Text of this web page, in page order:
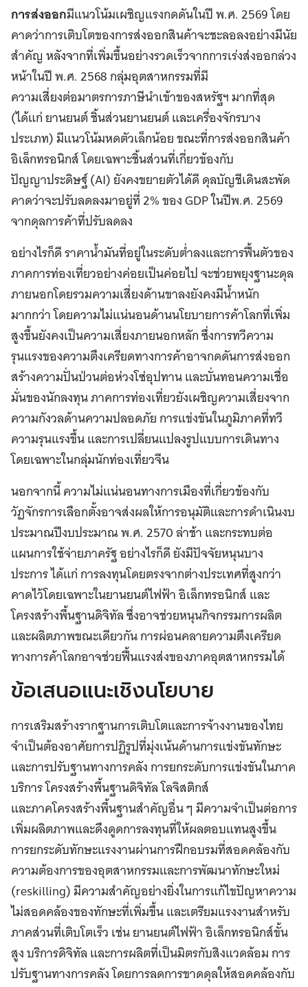
การส่งออกมีแนวโน้มเผชิญแรงกดดันในปี พ.ศ. 2569 โดย
คาดว่าการเติบโตของการส่งออกสินค้าจะชะลอลงอย่างมีนัย
สำคัญ หลังจากที่เพิ่มขึ้นอย่างรวดเร็วจากการเร่งส่งออกล่วง
หน้าในปี พ.ศ. 2568 กลุ่มอุตสาหกรรมที่มี
ความเสี่ยงต่อมาตรการภาษีนำเข้าของสหรัฐฯ มากที่สุด
(ได้แก่ ยานยนต์ ชิ้นส่วนยานยนต์ และเครื่องจักรบาง
ประเภท) มีแนวโน้มหดตัวเล็กน้อย ขณะที่การส่งออกสินค้า
อิเล็กทรอนิกส์ โดยเฉพาะชิ้นส่วนที่เกี่ยวข้องกับ
ปัญญาประดิษฐ์ (AI) ยังคงขยายตัวได้ดี ดุลบัญชีเดินสะพัด
คาดว่าจะปรับลดลงมาอยู่ที่ 2% ของ GDP ในปีพ.ศ. 2569
จากดุลการค้าที่ปรับลดลง
อย่างไรก็ดี ราคาน้ำมันที่อยู่ในระดับต่ำลงและการฟื้นตัวของ
ภาคการท่องเที่ยวอย่างค่อยเป็นค่อยไป จะช่วยพยุงฐานะดุล
ภายนอกโดยรวมความเสี่ยงด้านขาลงยังคงมีน้ำหนัก
มากกว่า โดยความไม่แน่นอนด้านนโยบายการค้าโลกที่เพิ่ม
สูงขึ้นยังคงเป็นความเสี่ยงภายนอกหลัก ซึ่งการทวีความ
รุนแรงของความตึงเครียดทางการค้าอาจกดดันการส่งออก
สร้างความปั่นป่วนต่อห่วงโซ่อุปทาน และบั่นทอนความเชื่อ
มั่นของนักลงทุน ภาคการท่องเที่ยวยังเผชิญความเสี่ยงจาก
ความกังวลด้านความปลอดภัย การแข่งขันในภูมิภาคที่ทวี
ความรุนแรงขึ้น และการเปลี่ยนแปลงรูปแบบการเดินทาง
โดยเฉพาะในกลุ่มนักท่องเที่ยวจีน
นอกจากนี้ ความไม่แน่นอนทางการเมืองที่เกี่ยวข้องกับ
วัฏจักรการเลือกตั้งอาจส่งผลให้การอนุมัติและการดำเนินงบ
ประมาณปีงบประมาณ พ.ศ. 2570 ล่าช้า และกระทบต่อ
แผนการใช้จ่ายภาครัฐ อย่างไรก็ดี ยังมีปัจจัยหนุนบาง
ประการ ได้แก่ การลงทุนโดยตรงจากต่างประเทศที่สูงกว่า
คาดไว้โดยเฉพาะในยานยนต์ไฟฟ้า อิเล็กทรอนิกส์ และ
โครงสร้างพื้นฐานดิจิทัล ซึ่งอาจช่วยหนุนกิจกรรมการผลิต
และผลิตภาพขณะเดียวกัน การผ่อนคลายความตึงเครียด
ทางการค้าโลกอาจช่วยฟื้นแรงส่งของภาคอุตสาหกรรมได้
ข้อเสนอแนะเชิงนโยบาย
การเสริมสร้างรากฐานการเติบโตและการจ้างงานของไทย
จำเป็นต้องอาศัยการปฏิรูปที่มุ่งเน้นด้านการแข่งขันทักษะ
และการปรับฐานทางการคลัง การยกระดับการแข่งขันในภาค
บริการ โครงสร้างพื้นฐานดิจิทัล โลจิสติกส์
และภาคโครงสร้างพื้นฐานสำคัญอื่น ๆ มีความจำเป็นต่อการ
เพิ่มผลิตภาพและดึงดูดการลงทุนที่ให้ผลตอบแทนสูงขึ้น
การยกระดับทักษะแรงงานผ่านการฝึกอบรมที่สอดคล้องกับ
ความต้องการของอุตสาหกรรมและการพัฒนาทักษะใหม่
(reskilling) มีความสำคัญอย่างยิ่งในการแก้ไขปัญหาความ
ไม่สอดคล้องของทักษะที่เพิ่มขึ้น และเตรียมแรงงานสำหรับ
ภาคส่วนที่เติบโตเร็ว เช่น ยานยนต์ไฟฟ้า อิเล็กทรอนิกส์ขั้น
สูง บริการดิจิทัล และการผลิตที่เป็นมิตรกับสิงแวดล้อม การ
ปรับฐานทางการคลัง โดยการลดการขาดดุลให้สอดคล้องกับ